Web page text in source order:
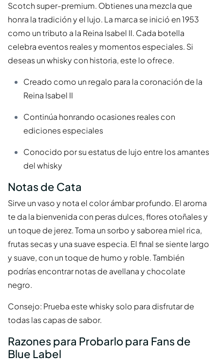
Scotch super-premium. Obtienes una mezcla que
honra la tradición y el lujo. La marca se inició en 1953
como un tributo a la Reina Isabel II. Cada botella
celebra eventos reales y momentos especiales. Si
deseas un whisky con historia, este lo ofrece.
Creado como un regalo para la coronación de la
Reina Isabel II
Continúa honrando ocasiones reales con
ediciones especiales
Conocido por su estatus de lujo entre los amantes
del whisky
Notas de Cata
Sirve un vaso y nota el color ámbar profundo. El aroma
te da la bienvenida con peras dulces, flores otoñales y
un toque de jerez. Toma un sorbo y saborea miel rica,
frutas secas y una suave especia. El final se siente largo
y suave, con un toque de humo y roble. También
podrías encontrar notas de avellana y chocolate
negro.
Consejo: Prueba este whisky solo para disfrutar de
todas las capas de sabor.
Razones para Probarlo para Fans de
Blue Label